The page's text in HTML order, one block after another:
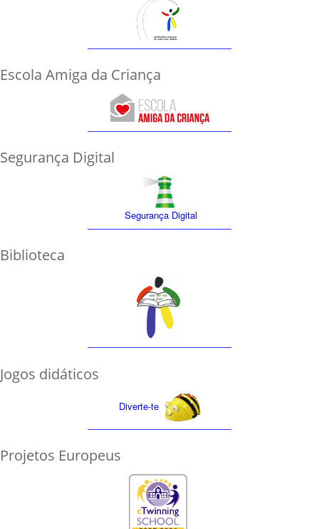
Escola Amiga da Criança
Segurança Digital
Segurança Digital
Biblioteca
Jogos didáticos
Diverte-te
Projetos Europeus